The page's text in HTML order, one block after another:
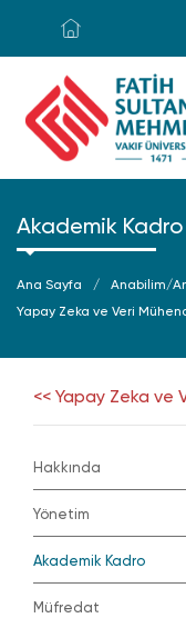
Akademik Kadro
Ana Sayfa
Anabilim/
Yapay Zeka ve Veri
<< Yapay Zeka ve
Hakkında
Yönetim
Akademik Kadro
Müfredat